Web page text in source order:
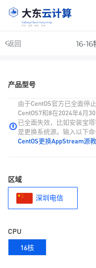
返回 16-16
产品型号
由于CentOS官方已全面停
CentOS7和8在2024年6月
已全面失效，比如安装宝
是更换系统源。输入以下命
CentOS更换AppStream源
区域
深圳电信
CPU
16核